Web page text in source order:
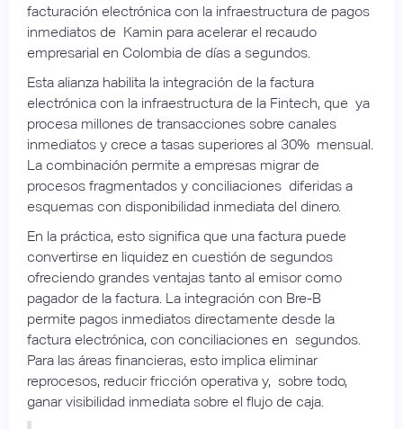
facturación electrónica con la infraestructura de pagos
inmediatos de Kamin para acelerar el recaudo
empresarial en Colombia de días a segundos.
Esta alianza habilita la integración de la factura
electrónica con la infraestructura de la Fintech, que ya
procesa millones de transacciones sobre canales
inmediatos y crece a tasas superiores al 30% mensual.
La combinación permite a empresas migrar de
procesos fragmentados y conciliaciones diferidas a
esquemas con disponibilidad inmediata del dinero.
En la práctica, esto significa que una factura puede
convertirse en liquidez en cuestión de segundos
ofreciendo grandes ventajas tanto al emisor como
pagador de la factura. La integración con Bre-B
permite pagos inmediatos directamente desde la
factura electrónica, con conciliaciones en segundos.
Para las áreas financieras, esto implica eliminar
reprocesos, reducir fricción operativa y, sobre todo,
ganar visibilidad inmediata sobre el flujo de caja.